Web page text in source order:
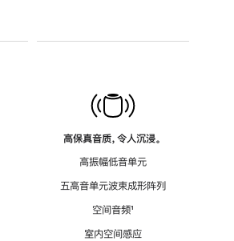
高保真音质，令人沉浸。
高振幅低音单元
五高音单元波束成形阵列
空间音频脚
¹
室内空间感应